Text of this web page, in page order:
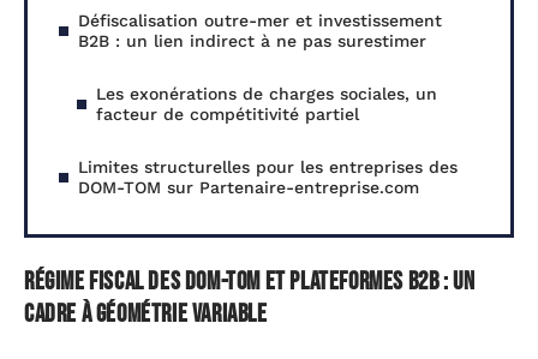
Défiscalisation outre-mer et investissement
B2B : un lien indirect à ne pas surestimer
Les exonérations de charges sociales, un
facteur de compétitivité partiel
Limites structurelles pour les entreprises des
DOM-TOM sur Partenaire-entreprise.com
Régime fiscal des DOM-TOM et plateformes B2B : un
cadre à géométrie variable